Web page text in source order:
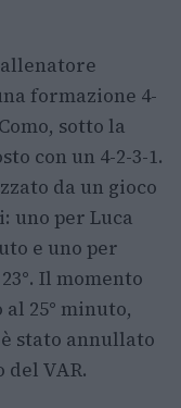
formazione 4-
sotto la
con un 4-2-3-1.
da un gioco
uno per Luca
e uno per
Il momento
25° minuto,
stato annullato
VAR.